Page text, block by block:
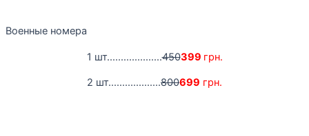
Военные номера
1 шт....................450399 грн.
2 шт...................800699 грн.